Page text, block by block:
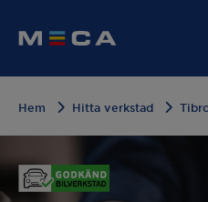
Hem Hitta verkstad